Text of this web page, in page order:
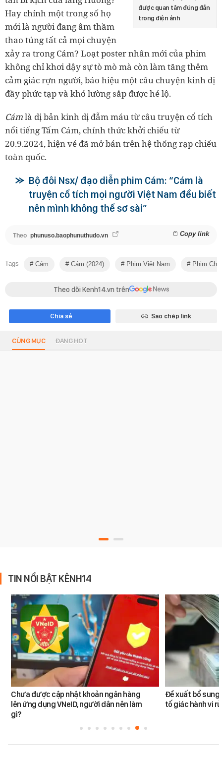
được quan tâm đúng đắn
trong điện ảnh
Hay chính một trong số họ
mới là người đang âm thầm
thao túng tất cả mọi chuyện
xảy ra trong Cám? Loạt poster nhân mới của phim
không chỉ khơi dậy sự tò mò mà còn làm tăng thêm
cảm giác rợn người, báo hiệu một câu chuyện kinh dị
đầy phức tạp và khó lường sắp được hé lộ.
Cámlà dị bản kinh dị đẫm máu từ câu truyện cổ tích
nổi tiếng Tấm Cám, chính thức khởi chiếu từ
20.9.2024, hiện vé đã mở bán trên hệ thống rạp chiếu
toàn quốc.
Bộ đôi Nsx/ đạo diễn phim Cám: “Cám là
truyện cổ tích mọi người Việt Nam đều biết
nên mình không thể sơ sài”
Theo phunuso.baophunuthudo.vn Copy link
Tags Cám Cám (2024) Phim Việt Nam Phim
Theo dõi Kenh14.vn trên
Chia sẻ Sao chép link
CÙNG MỤC ĐANG HOT
TIN NỔI BẬT KÊNH14
Chưa được cập nhật khoản ngân hàng
lên ứng dụng VNeID, người dân nên làm
gì?
Đề xuất bổ
tố giác hành vi